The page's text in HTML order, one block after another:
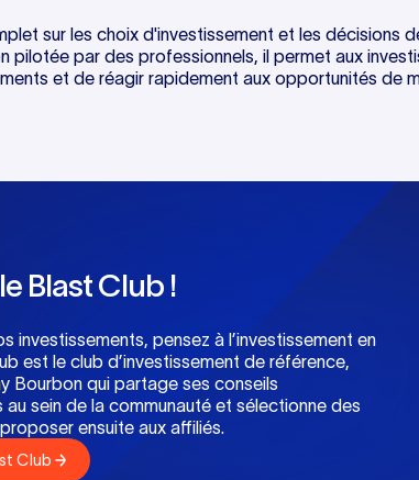
sur les choix d'investissement et les décisions
pilotée par des professionnels, il permet aux
et de réagir rapidement aux opportunités de
Blast Club !
investissements, pensez à l’investissement en
est le club d’investissement de référence,
Bourbon qui partage ses conseils
au sein de la communauté et sélectionne des
ensuite aux affiliés.‍
Club